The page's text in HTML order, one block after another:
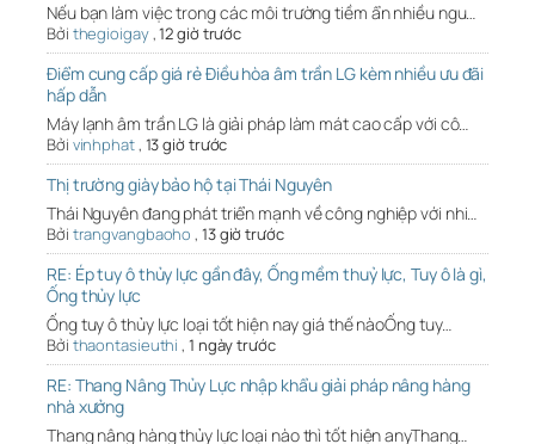
Nếu bạn làm việc trong các môi trường tiềm ẩn nhiều ngu…
Bởi thegioigay,12 giờ trước
Điểm cung cấp giá rẻ Điều hòa âm trần LG kèm nhiều ưu đãi
hấp dẫn
Máy lạnh âm trần LG là giải pháp làm mát cao cấp với cô…
Bởi vinhphat, 13 giờ trước
Thị trường giày bảo hộ tại Thái Nguyên
Thái Nguyên đang phát triển mạnh về công nghiệp với nhi…
Bởi trangvangbaoho , 13 giờ trước
RE: Ép tuy ô thủy lực gần đây, Ống mềm thuỷ lực, Tuy ô là gì,
Ống thủy lực
Ống tuy ô thủy lực loại tốt hiện nay giá thế nàoỐng tuy…
Bởi thaontasieuthi , 1 ngày trước
RE: Thang Nâng Thủy Lực nhập khẩu giải pháp nâng hàng
nhà xưởng
Thang nâng hàng thủy lực loại nào thì tốt hiện anyThang…